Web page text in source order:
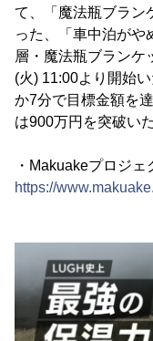
て、「魔法瓶ブラン
った、「車中泊が
層・魔法瓶ブランケ
(火) 11:00より開始
か7分で目標金額を
は900万円を突破い
・Makuakeプロジェ
https://